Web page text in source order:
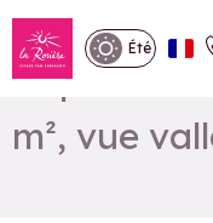
Été
12
m², vue